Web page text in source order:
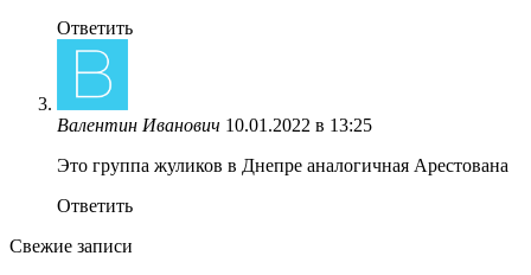
Ответить
Валентин Иванович 10.01.2022 в 13:25
Это группа жуликов в Днепре аналогичная Арестована
Ответить
Свежие записи